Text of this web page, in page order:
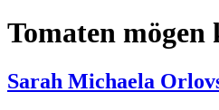
Tomaten mögen
Sarah Michaela